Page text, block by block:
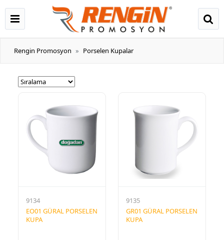
Rengin Promosyon Porselen Kupalar
9134
EO01 GÜRAL PORSELEN
KUPA
9135
GR01 GÜRAL PORSELEN
KUPA